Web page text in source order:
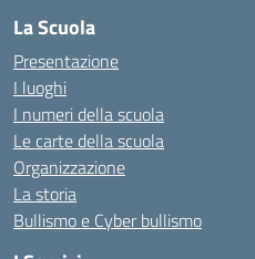
La Scuola
Presentazione
I luoghi
I numeri della scuola
Le carte della scuola
Organizzazione
La storia
Bullismo e Cyber bullismo